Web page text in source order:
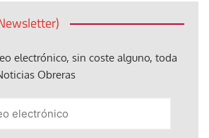
electrónico, sin coste alguno, toda
Obreras